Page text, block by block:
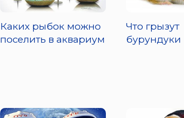
Каких рыбок можно
поселить в аквариум
Что грызут
бурундуки